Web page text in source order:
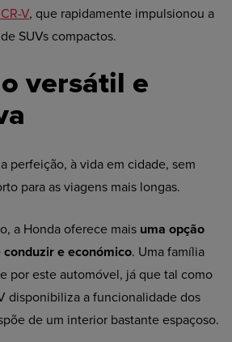
V, que rapidamente impulsionou a
SUVs compactos.
versátil e
perfeição, à vida em cidade, sem
para as viagens mais longas.
a Honda oferece mais uma opção
e económico. Uma família
por este automóvel, já que tal como
disponibiliza a funcionalidade dos
de um interior bastante espaçoso.